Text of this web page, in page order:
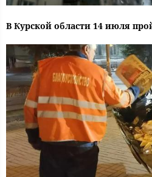
В Курской области 14 июля